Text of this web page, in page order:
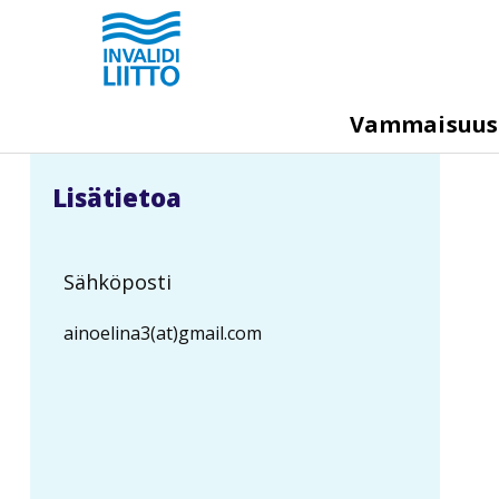
pääsisältöön
e
g
a
u
Vammaisuus
Lisätietoa
Sähköposti
ainoelina3(at)gmail.com